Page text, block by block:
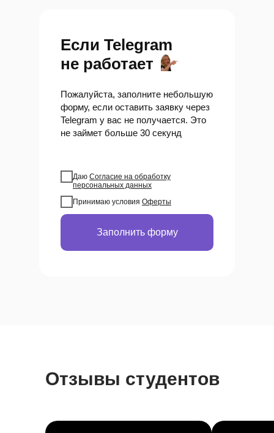
Пожалуйста, заполните небольшую
форму, если оставить заявку через
Telegram у вас не получается. Это
не займет больше 30 секунд
Если Telegram
не работает
Даю Согласие на обработку
персональных данных
Принимаю условия Оферты
Заполнить форму
Отзывы студентов